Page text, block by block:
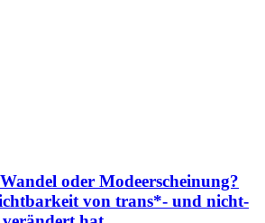
oder Modeerscheinung?
von trans*- und nicht-